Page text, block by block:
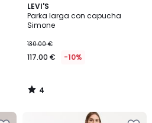
LEVI'S
Parka larga con capucha
Simone
130.00 €
117.00 € -10%
4
/
5
4
/